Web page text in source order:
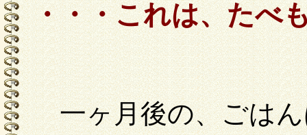
・・・これは、たべ
一ヶ月後の、ごはん